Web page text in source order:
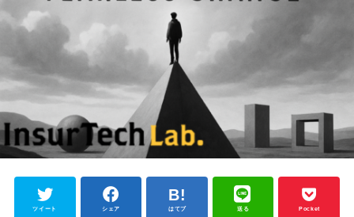
ツイート シェア はてブ 送る Pocket